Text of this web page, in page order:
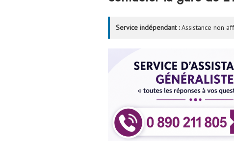
Service indépendant :Assistance non